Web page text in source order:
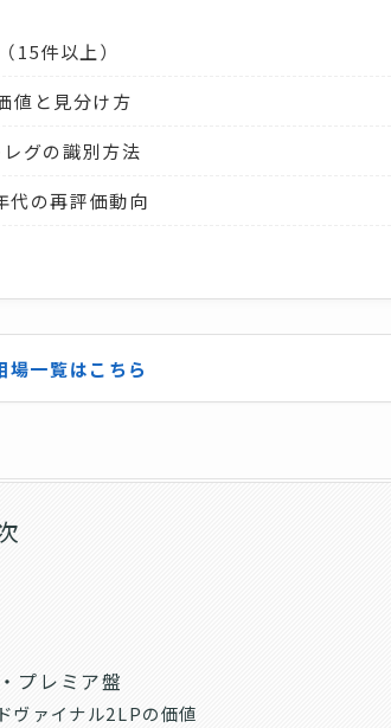
15件以上）
と見分け方
グの識別方法
代の再評価動向
一覧はこちら
プレミア盤
ァイナル2LPの価値